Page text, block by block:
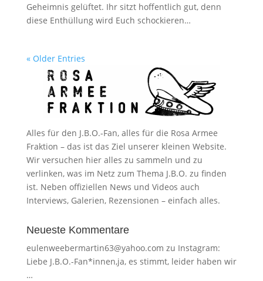
Geheimnis gelüftet. Ihr sitzt hoffentlich gut, denn
diese Enthüllung wird Euch schockieren…
« Older Entries
Alles für den J.B.O.-Fan, alles für die Rosa Armee
Fraktion – das ist das Ziel unserer kleinen Website.
Wir versuchen hier alles zu sammeln und zu
verlinken, was im Netz zum Thema J.B.O. zu finden
ist. Neben offiziellen News und Videos auch
Interviews, Galerien, Rezensionen – einfach alles.
Neueste Kommentare
eulenweebermartin63@yahoo.com zu Instagram:
Liebe J.B.O.-Fan*innen,ja, es stimmt, leider haben wir
…